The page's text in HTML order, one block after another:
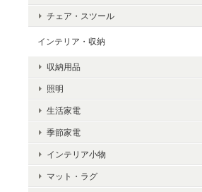
チェア・スツール
インテリア・収納
収納用品
照明
生活家電
季節家電
インテリア小物
マット・ラグ